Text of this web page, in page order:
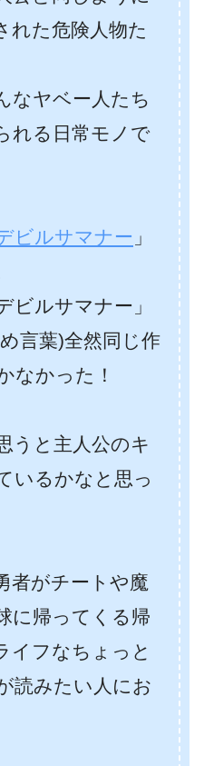
れた危険人物た
なヤベー人たち
れる日常モノで
ビルサマナー 」
ビルサマナー」
言葉)全然同じ作
なかった！
うと主人公のキ
いるかなと思っ
者がチートや魔
に帰ってくる帰
イフなちょっと
読みたい人にお